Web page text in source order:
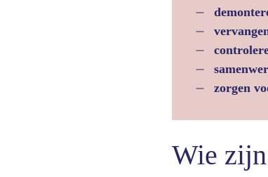
zorgen
Wie